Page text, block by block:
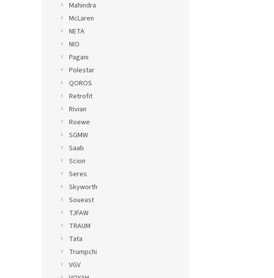
Mahindra
McLaren
NETA
NIO
Pagani
Polestar
QOROS
Retrofit
Rivian
Roewe
SGMW
Saab
Scion
Seres
Skyworth
Soueast
TJFAW
TRAUM
Tata
Trumpchi
VGV